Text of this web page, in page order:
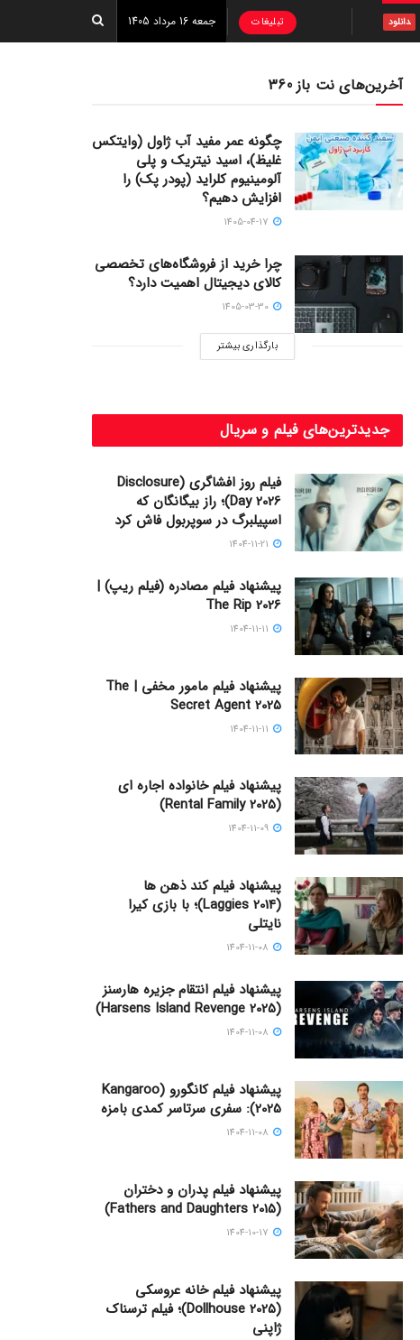
دانلود تبلیغات جمعه 16 مرداد 1405
آخرین‌های نت باز 360
چگونه عمر مفید آب ژاول (وایتکس
غلیظ)، اسید نیتریک و پلی
آلومینیوم کلراید (پودر پک) را
افزایش دهیم؟
چرا خرید از فروشگاه‌های تخصصی
کالای دیجیتال اهمیت دارد؟
بارگذاری بیشتر
جدیدترین‌های فیلم و سریال
فیلم روز افشاگری (Disclosure
Day 2026)؛ راز بیگانگان که
اسپیلبرگ در سوپربول فاش کرد
پیشنهاد فیلم مصادره (فیلم ریپ) |
The Rip 2026
پیشنهاد فیلم مامور مخفی | The
Secret Agent 2025
پیشنهاد فیلم خانواده اجاره‌ ای
(Rental Family 2025)
پیشنهاد فیلم کند ذهن ها
(Laggies 2014)؛ با بازی کیرا
نایتلی
پیشنهاد فیلم انتقام جزیره هارسنز
(Harsens Island Revenge 2025)
پیشنهاد فیلم کانگورو (Kangaroo
2025): سفری سرتاسر کمدی بامزه
پیشنهاد فیلم پدران و دختران
(Fathers and Daughters 2015)
پیشنهاد فیلم خانه عروسکی
(Dollhouse 2025)؛ فیلم ترسناک
ژاپنی